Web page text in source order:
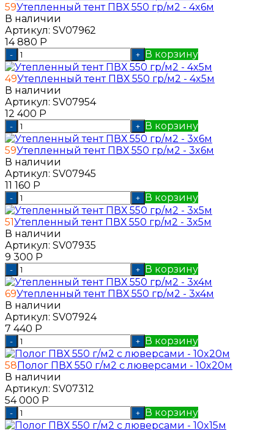
59Утепленный тент ПВХ 550 гр/м2 - 4x6м
В наличии
Артикул: SV07962
14 880 Р
- + В корзину
49Утепленный тент ПВХ 550 гр/м2 - 4x5м
В наличии
Артикул: SV07954
12 400 Р
- + В корзину
59Утепленный тент ПВХ 550 гр/м2 - 3x6м
В наличии
Артикул: SV07945
11 160 Р
- + В корзину
51Утепленный тент ПВХ 550 гр/м2 - 3x5м
В наличии
Артикул: SV07935
9 300 Р
- + В корзину
69Утепленный тент ПВХ 550 гр/м2 - 3x4м
В наличии
Артикул: SV07924
7 440 Р
- + В корзину
58Полог ПВХ 550 г/м2 с люверсами - 10x20м
В наличии
Артикул: SV07312
54 000 Р
- + В корзину